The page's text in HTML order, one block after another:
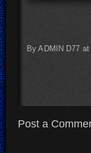
ByADMIN D77 at
Post a